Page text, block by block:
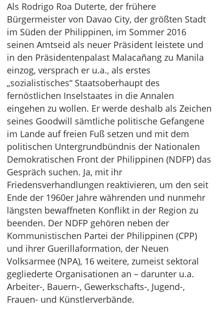
Als Rodrigo Roa Duterte, der frühere
Bürgermeister von Davao City, der größten Stadt
im Süden der Philippinen, im Sommer 2016
seinen Amtseid als neuer Präsident leistete und
in den Präsidentenpalast Malacañang zu Manila
einzog, versprach er u.a., als erstes
„sozialistisches“ Staatsoberhaupt des
fernöstlichen Inselstaates in die Annalen
eingehen zu wollen. Er werde deshalb als Zeichen
seines Goodwill sämtliche politische Gefangene
im Lande auf freien Fuß setzen und mit dem
politischen Untergrundbündnis der Nationalen
Demokratischen Front der Philippinen (NDFP) das
Gespräch suchen. Ja, mit ihr
Friedensverhandlungen reaktivieren, um den seit
Ende der 1960er Jahre währenden und nunmehr
längsten bewaffneten Konflikt in der Region zu
beenden. Der NDFP gehören neben der
Kommunistischen Partei der Philippinen (CPP)
und ihrer Guerillaformation, der Neuen
Volksarmee (NPA), 16 weitere, zumeist sektoral
gegliederte Organisationen an – darunter u.a.
Arbeiter-, Bauern-, Gewerkschafts-, Jugend-,
Frauen- und Künstlerverbände.